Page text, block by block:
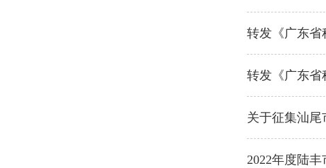
转发《广东省
转发《广东省
关于征集汕尾
2022年度陆